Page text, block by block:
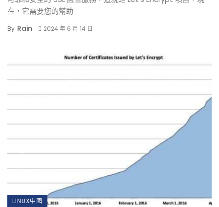
在，它需要您的幫助
By Rain 2024 年 6 月 14 日
LINUX中國